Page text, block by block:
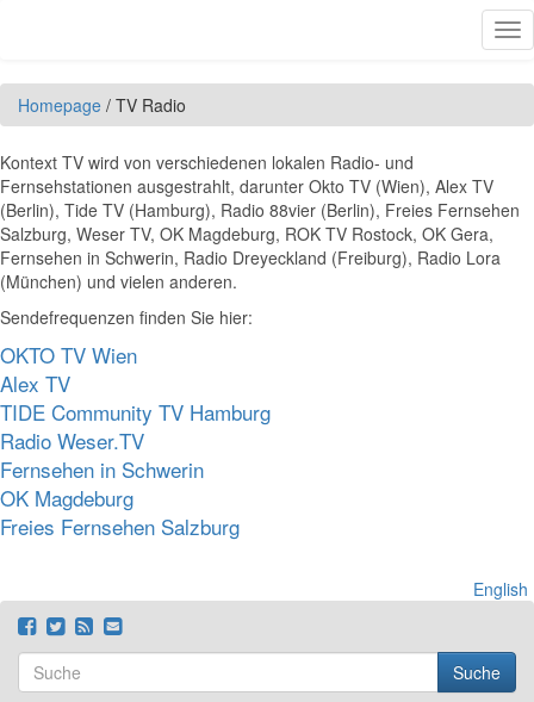
Homepage / TV Radio
Kontext TV wird von verschiedenen lokalen Radio- und
Fernsehstationen ausgestrahlt, darunter Okto TV (Wien), Alex TV
(Berlin), Tide TV (Hamburg), Radio 88vier (Berlin), Freies Fernsehen
Salzburg, Weser TV, OK Magdeburg, ROK TV Rostock, OK Gera,
Fernsehen in Schwerin, Radio Dreyeckland (Freiburg), Radio Lora
(München) und vielen anderen.
Sendefrequenzen finden Sie hier:
OKTO TV Wien
Alex TV
TIDE Community TV Hamburg
Radio Weser.TV
Fernsehen in Schwerin
OK Magdeburg
Freies Fernsehen Salzburg
English
Suchformular
Suche